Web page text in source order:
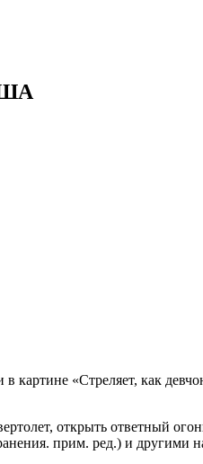
картине «Стреляет, как
открыть ответный
прим. ред.) и другими